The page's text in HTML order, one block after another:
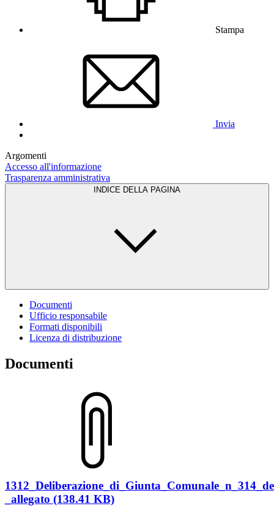
Stampa
Invia
Argomenti
Accesso all'informazione
Trasparenza amministrativa
INDICE DELLA PAGINA
Documenti
Ufficio responsabile
Formati disponibili
Licenza di distribuzione
Documenti
_allegato (138.41 KB)